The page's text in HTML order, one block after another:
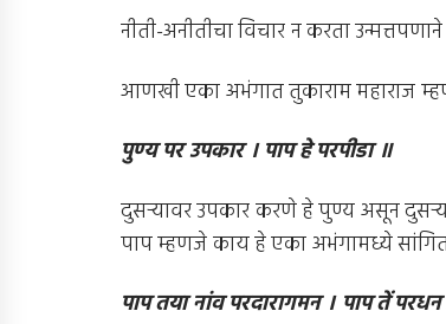
नीती-अनीतीचा विचार न करता
आणखी एका अभंगात तुकाराम महाराज
पुण्य पर उपकार । पाप हे परपीडा ॥
दुसर्‍यावर उपकार करणे हे पुण्य असून
पाप म्हणजे काय हे एका अभंगामध्ये
पाप तया नांव परदारागमन । पाप तें